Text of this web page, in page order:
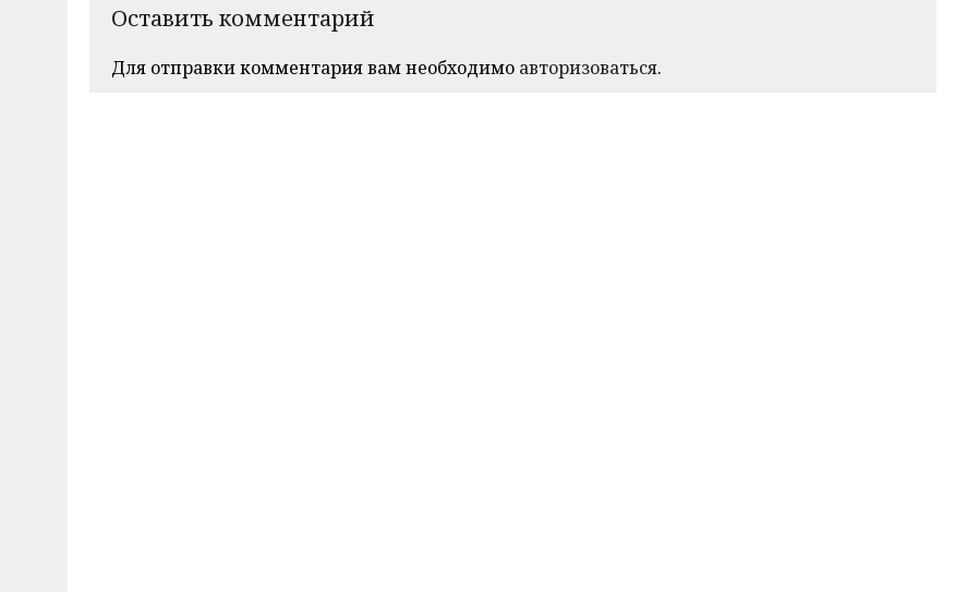
Оставить комментарий
Для отправки комментария вам необходимо авторизоваться.